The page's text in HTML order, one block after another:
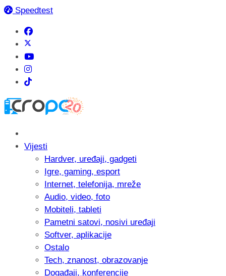
Speedtest
Vijesti
Hardver, uređaji, gadgeti
Igre, gaming, esport
Internet, telefonija, mreže
Audio, video, foto
Mobiteli, tableti
Pametni satovi, nosivi uređaji
Softver, aplikacije
Ostalo
Tech, znanost, obrazovanje
Događaji, konferencije